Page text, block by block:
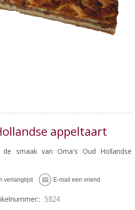
appeltaart
de smaak van Oma's Oud Hollandse
5824